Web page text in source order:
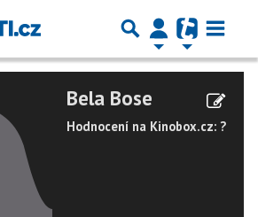
Bela Bose
Hodnocení na Kinobox.cz: ?